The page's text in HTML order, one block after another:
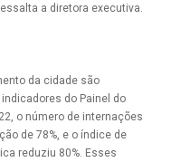
a diretora executiva.
da cidade são
do Painel do
o número de internações
de 78%, e o índice de
reduziu 80%. Esses